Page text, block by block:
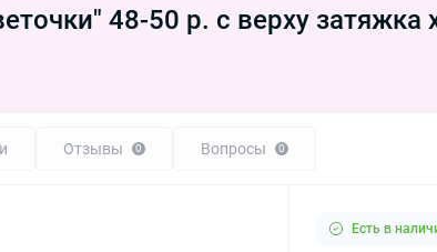
48-50 р. с верху
Отзывы 0 Вопросы 0
Есть в